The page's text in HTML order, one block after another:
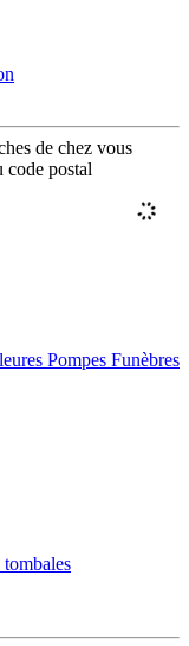
de chez vous
code postal
Pompes Funèbres